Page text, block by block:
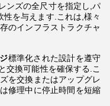
ンズの全尺寸を指定し,パ
を与えます.これは,様々
のインフラストラクチャ
標準化された設計を遵守
交換可能性を確保する.こ
を交換またはアップグレ
修理中に停止時間を短縮